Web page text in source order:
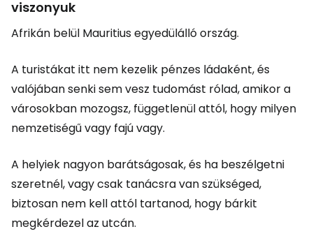
viszonyuk
Afrikán belül Mauritius egyedülálló ország.
A turistákat itt nem kezelik pénzes ládaként, és
valójában senki sem vesz tudomást rólad, amikor a
városokban mozogsz, függetlenül attól, hogy milyen
nemzetiségű vagy fajú vagy.
A helyiek nagyon barátságosak, és ha beszélgetni
szeretnél, vagy csak tanácsra van szükséged,
biztosan nem kell attól tartanod, hogy bárkit
megkérdezel az utcán.